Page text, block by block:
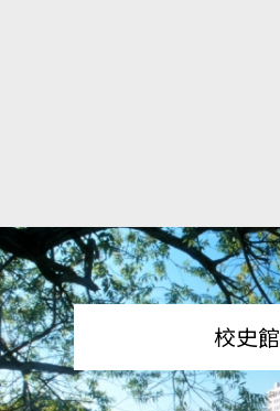
校史館